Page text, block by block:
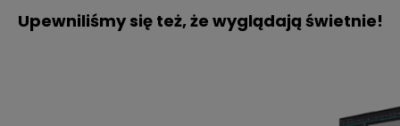
Upewniliśmy się też, że wyglądają świetnie!